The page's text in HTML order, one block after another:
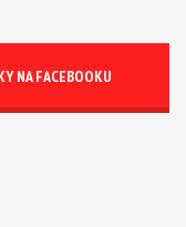
NA FACEBOOKU